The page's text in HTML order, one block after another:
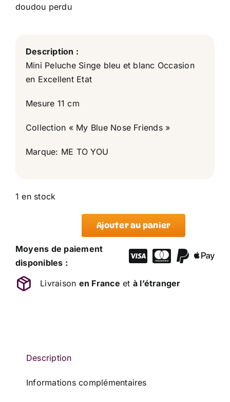
doudou perdu
Description :
Mini Peluche Singe bleu et blanc Occasion
en Excellent Etat
Mesure 11 cm
Collection « My Blue Nose Friends »
Marque: ME TO YOU
1 en stock
de
Mini
Singe
ME
YOU
Ajouter au panier
Moyens de paiement
disponibles :
Livraison en France et à l’étranger
Description
Informations complémentaires